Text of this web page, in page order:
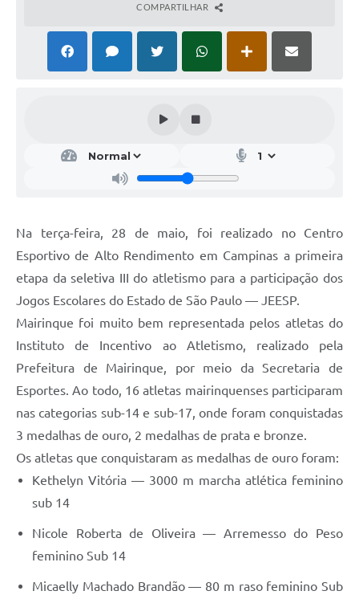
COMPARTILHAR
Na terça-feira, 28 de maio, foi realizado no Centro
Esportivo de Alto Rendimento em Campinas a primeira
etapa da seletiva III do atletismo para a participação dos
Jogos Escolares do Estado de São Paulo — JEESP.
Mairinque foi muito bem representada pelos atletas do
Instituto de Incentivo ao Atletismo, realizado pela
Prefeitura de Mairinque, por meio da Secretaria de
Esportes. Ao todo, 16 atletas mairinquenses participaram
nas categorias sub-14 e sub-17, onde foram conquistadas
3 medalhas de ouro, 2 medalhas de prata e bronze.
Os atletas que conquistaram as medalhas de ouro foram:
Kethelyn Vitória — 3000 m marcha atlética feminino
sub 14
Nicole Roberta de Oliveira­ — Arremesso do Peso
feminino Sub 14
Micaelly Machado Brandão — 80 m raso feminino Sub